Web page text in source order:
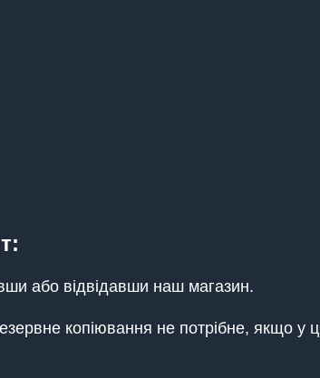
або відвідавши наш магазин.
копіювання не потрібне, якщо у